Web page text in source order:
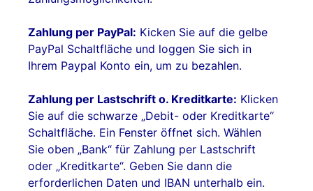
Zahlung per PayPal: Kicken Sie auf die gelbe
PayPal Schaltfläche und loggen Sie sich in
Ihrem Paypal Konto ein, um zu bezahlen.
Zahlung per Lastschrift o. Kreditkarte: Klicken
Sie auf die schwarze „Debit- oder Kreditkarte“
Schaltfläche. Ein Fenster öffnet sich. Wählen
Sie oben „Bank“ für Zahlung per Lastschrift
oder „Kreditkarte“. Geben Sie dann die
erforderlichen Daten und IBAN unterhalb ein.